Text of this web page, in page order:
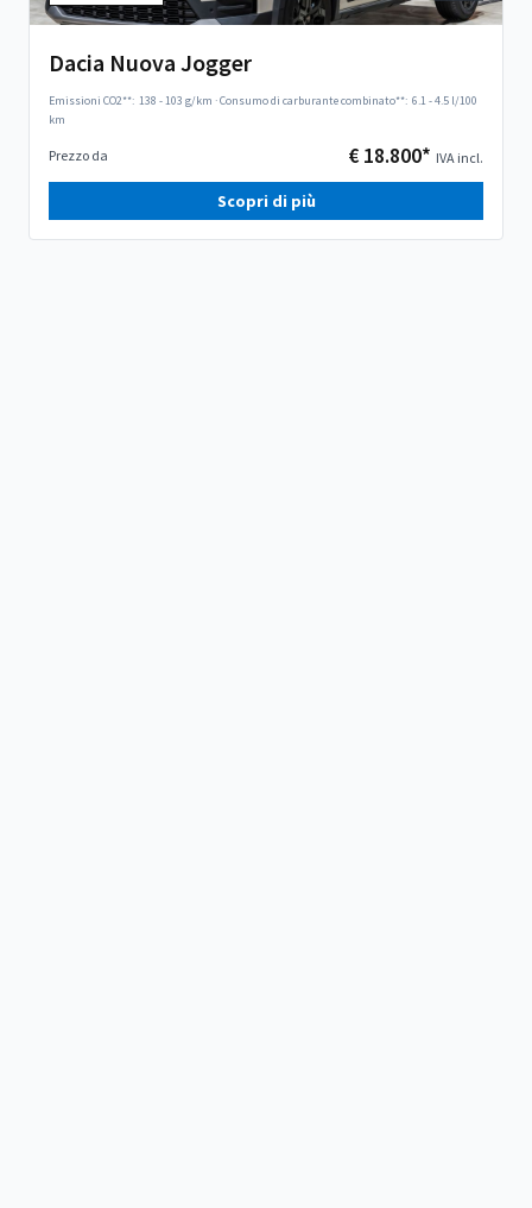
Dacia Nuova Jogger
Emissioni CO2**: 138 - 103 g/km ·Consumo di carburante combinato**: 6.1 - 4.5 l/100
km
Prezzo da € 18.800* IVA incl.
Scopri di più